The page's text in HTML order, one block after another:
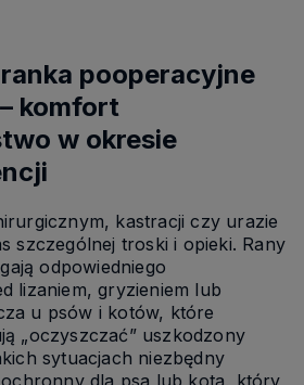
pooperacyjne
komfort
w okresie
kastracji czy urazie
szczególnej troski i opieki. Rany
odpowiedniego
lizaniem, gryzieniem lub
u psów i kotów, które
„oczyszczać” uszkodzony
sytuacjach niezbędny